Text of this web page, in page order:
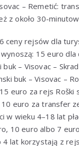
– Remetić:
z około 30-
ceny rejsów dla
15 euro dla
buk – Visovac –
buk – Visovac –
euro za rejs Roški
10 euro za transfer
w wieku 4–18 lat
10 euro albo 7
4 lat korzystają z